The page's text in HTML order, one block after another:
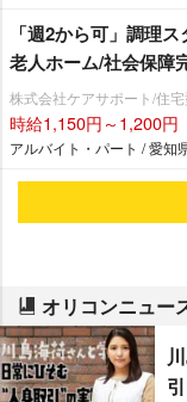
「週2から可」調理
老人ホーム/社会保障
株式会社ケアサポート/住
時給1,150円～1,200円
アルバイト・パート / 愛知
オリコンニュー